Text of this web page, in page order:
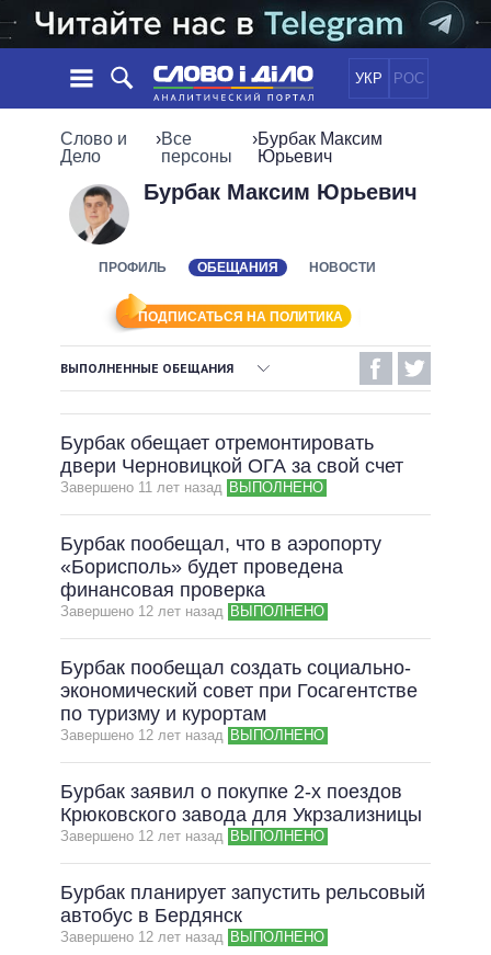
УКР РОС
НОВОСТИ
ЛЕНТА
СОБЫТИЯ
ОБЗОРЫ
ДАЙДЖЕСТЫ
ПОЛИТИКА
ОБЕЩАНИЯ
ПРЕЗИДЕНТ И ОФИС
ВЕРХОВНАЯ РАДА
КАБИНЕТ МИНИСТРОВ
ГЛАВЫ ОБЛАДМИНИСТРАЦИЙ
МЭРЫ
ВСЕ ПЕРСОНЫ
ИНФОГРАФИКА
ВИДЕО
ПОДДЕРЖАТЬ
Слово и
Дело
›Все
персоны
›Бурбак Максим
Юрьевич
Бурбак Максим Юрьевич
ПРОФИЛЬ ОБЕЩАНИЯ НОВОСТИ
ПОДПИСАТЬСЯ НА ПОЛИТИКА
ВЫПОЛНЕННЫЕ ОБЕЩАНИЯ
НЕВЫПОЛНЕННЫЕ ОБЕЩАНИЯ
ОБЕЩАНИЯ В ПРОЦЕССЕ
ВСЕ ОБЕЩАНИЯ
АРХИВНЫЕ ОБЕЩАНИЯ
Бурбак обещает отремонтировать
двери Черновицкой ОГА за свой счет
Завершено 11 лет назад ВЫПОЛНЕНО
Бурбак пообещал, что в аэропорту
«Борисполь» будет проведена
финансовая проверка
Завершено 12 лет назад ВЫПОЛНЕНО
Бурбак пообещал создать социально-
экономический совет при Госагентстве
по туризму и курортам
Завершено 12 лет назад ВЫПОЛНЕНО
Бурбак заявил о покупке 2-х поездов
Крюковского завода для Укрзализницы
Завершено 12 лет назад ВЫПОЛНЕНО
Бурбак планирует запустить рельсовый
автобус в Бердянск
Завершено 12 лет назад ВЫПОЛНЕНО